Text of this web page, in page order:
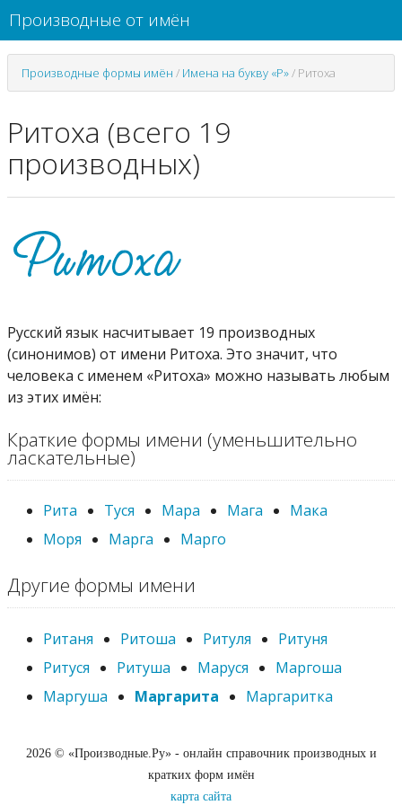
Производные от имён
Производные формы имён / Имена на букву «Р»/ Ритоха
Ритоха (всего 19
производных)
Русский язык насчитывает 19 производных
(синонимов) от имени Ритоха. Это значит, что
человека с именем «Ритоха» можно называть любым
из этих имён:
Краткие формы имени (уменьшительно
ласкательные)
Рита Туся Мара Мага
Мака
Моря
Марга Марго
Другие формы имени
Ританя Ритоша Ритуля
Ритуня
Ритуся
Ритуша Маруся
Маргоша
Маргуша
Маргарита Маргаритка
2026 © «Производные.Ру» - онлайн справочник производных и
кратких форм имён
карта сайта